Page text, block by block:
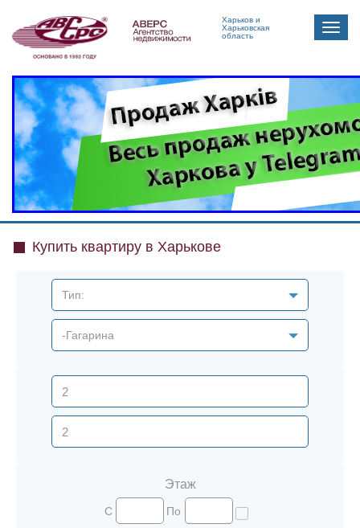
Харьков и
Харьковская
область
Toggle
Купить квартиру в Харькове
Тип:
-Гагарина
Этаж
С По